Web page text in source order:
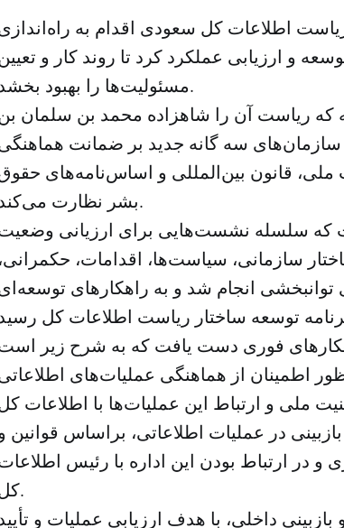
اطلاعات کل سعودی اقدام به
و ارزیابی عملکرد کرد تا روند کار و
مسئولیت‌ها را بهبود بخشد.
که ریاست آن را شاهزاده محمد بن سلمان
سازمان‌های سه گانه جدید بر ضمانت
ملی، قانون بین‌المللی و اساس‌نامه‌های
بشر نظارت می‌کند.
که سلسله نشست‌هایی برای ارزیانی
سازمانی، سیاست‌ها، اقدامات، حکمرانی،
انجام شد و به راهکارهای
اطمینان از هماهنگی عملیات‌های
در عملیات‌ اطلاعاتی، براساس قوانین
در ارتباط بودن این اداره با رئیس
کل.
داخلی، با هدف ارزیابی عملیات و